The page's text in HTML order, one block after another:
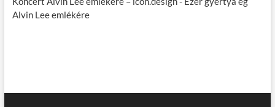
Alvin Lee emlékére